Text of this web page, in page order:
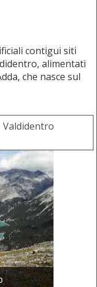
contigui siti
alimentati
che nasce sul
Valdidentro